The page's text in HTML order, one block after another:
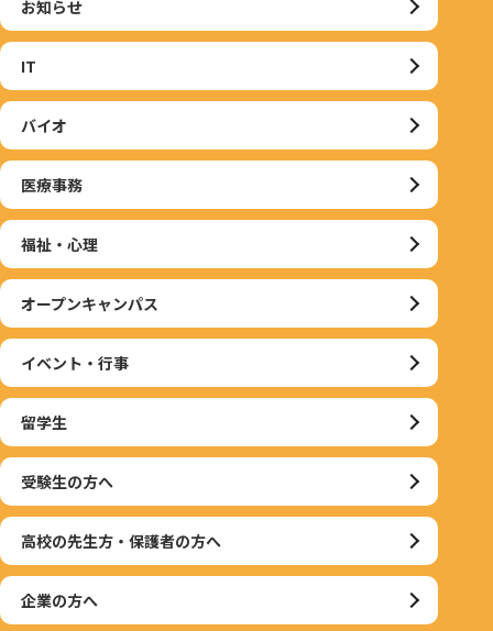
お知らせ
IT
バイオ
医療事務
福祉・心理
オープンキャンパス
イベント・行事
留学生
受験生の方へ
高校の先生方・保護者の方へ
企業の方へ